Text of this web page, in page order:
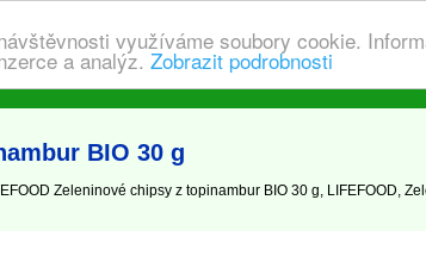
využíváme soubory cookie.
a analýz. Zobrazit podrobnosti
BIO 30 g
Zeleninové chipsy z topinambur BIO 30 g, LIFEFOOD,